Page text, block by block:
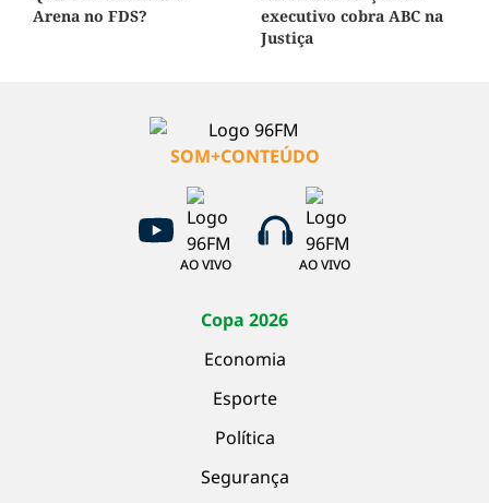
Arena no FDS?
executivo cobra ABC na
Justiça
SOM+CONTEÚDO
AO VIVO AO VIVO
Copa 2026
Economia
Esporte
Política
Segurança